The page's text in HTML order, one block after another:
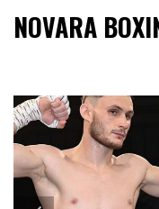
NOVARA